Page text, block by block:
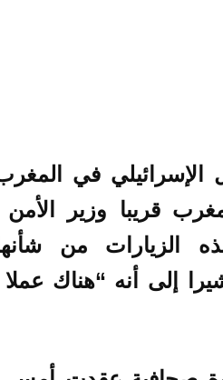
في
قريبا وزير
الزيارات من
إلى أنه “هناك